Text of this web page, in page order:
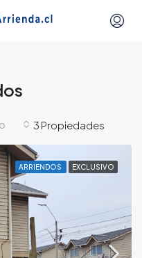
3 Propiedades
ARRIENDOS EXCLUSIVO